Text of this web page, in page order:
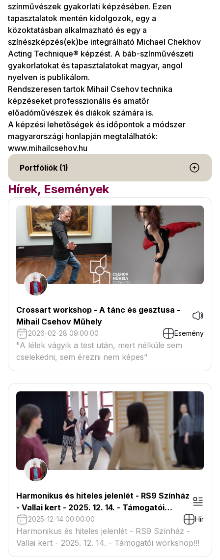
színművészek gyakorlati képzésében. Ezen
tapasztalatok mentén kidolgozok, egy a
közoktatásban alkalmazható és egy a
színészképzés(ek)be integrálható Michael Chekhov
Acting Technique® képzést. A báb-színművészeti
gyakorlatokat és tapasztalatokat magyar, angol
nyelven is publikálom.
Rendszeresen tartok Mihail Csehov technika
képzéseket professzionális és amatőr
előadóművészek és diákok számára is.
A képzési lehetőségek és időpontok a módszer
magyarországi honlapján megtalálhatók:
www.mihailcsehov.hu
Portfóliók (1)
Hírek, Események
Crossart workshop - A tánc és gesztusa -
Mihail Csehov Műhely
2026-02-28 09:00:00 Esemény
"A lélek vágyik a test után, mert nélküle sem
cselekedni, sem érezni nem képes"
Harmonikus és hiteles jelenlét - RS9 Színház
- Vallai kert - 2025. 12. 14. - Támogatói
workshop!!!
2025-12-14 00:00:00 Hír
Harmonikus és hiteles jelenlét - RS9 Színház -
Vallai kert - 2025. 12. 14. - Támogatói workshop!!!